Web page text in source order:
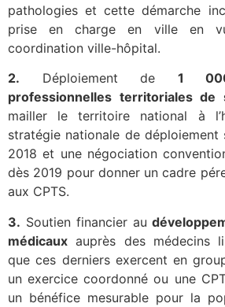
pathologies et cette démarche
prise en charge en ville en
coordination ville-hôpital.
2. Déploiement de 1
professionnelles territoriales de
mailler le territoire national à
stratégie nationale de déploiement
2018 et une négociation
dès 2019 pour donner un cadre
aux CPTS.
3. Soutien financier au
médicaux auprès des médecins
que ces derniers exercent en
un exercice coordonné ou une
un bénéfice mesurable pour la